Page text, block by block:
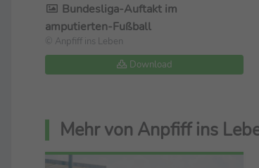
Bundesliga-Auftakt im
amputierten-Fußball
© Anpfiff ins Leben
Download
Mehr von Anpfiff ins